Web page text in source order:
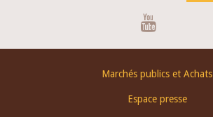
Marchés publics et Achats
Espace presse